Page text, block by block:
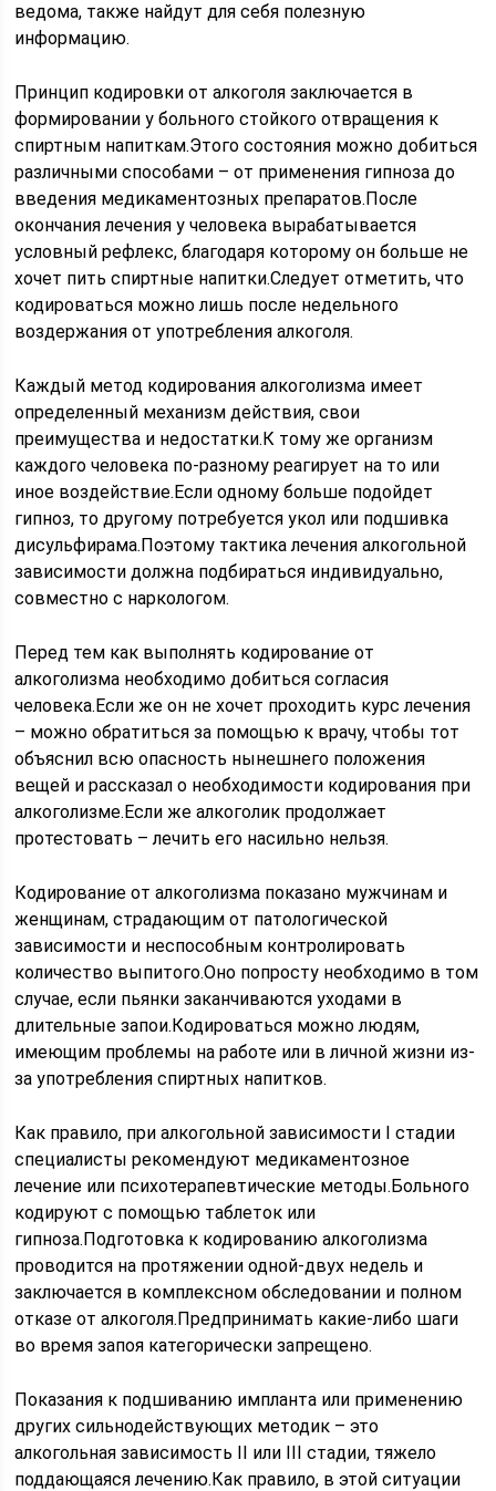
ведома, также найдут для себя полезную
информацию.
Принцип кодировки от алкоголя заключается в
формировании у больного стойкого отвращения к
спиртным напиткам.Этого состояния можно добиться
различными способами – от применения гипноза до
введения медикаментозных препаратов.После
окончания лечения у человека вырабатывается
условный рефлекс, благодаря которому он больше не
хочет пить спиртные напитки.Следует отметить, что
кодироваться можно лишь после недельного
воздержания от употребления алкоголя.
Каждый метод кодирования алкоголизма имеет
определенный механизм действия, свои
преимущества и недостатки.К тому же организм
каждого человека по-разному реагирует на то или
иное воздействие.Если одному больше подойдет
гипноз, то другому потребуется укол или подшивка
дисульфирама.Поэтому тактика лечения алкогольной
зависимости должна подбираться индивидуально,
совместно с наркологом.
Перед тем как выполнять кодирование от
алкоголизма необходимо добиться согласия
человека.Если же он не хочет проходить курс лечения
– можно обратиться за помощью к врачу, чтобы тот
объяснил всю опасность нынешнего положения
вещей и рассказал о необходимости кодирования при
алкоголизме.Если же алкоголик продолжает
протестовать – лечить его насильно нельзя.
Кодирование от алкоголизма показано мужчинам и
женщинам, страдающим от патологической
зависимости и неспособным контролировать
количество выпитого.Оно попросту необходимо в том
случае, если пьянки заканчиваются уходами в
длительные запои.Кодироваться можно людям,
имеющим проблемы на работе или в личной жизни из-
за употребления спиртных напитков.
Как правило, при алкогольной зависимости I стадии
специалисты рекомендуют медикаментозное
лечение или психотерапевтические методы.Больного
кодируют с помощью таблеток или
гипноза.Подготовка к кодированию алкоголизма
проводится на протяжении одной-двух недель и
заключается в комплексном обследовании и полном
отказе от алкоголя.Предпринимать какие-либо шаги
во время запоя категорически запрещено.
Показания к подшиванию импланта или применению
других сильнодействующих методик – это
алкогольная зависимость II или III стадии, тяжело
поддающаяся лечению.Как правило, в этой ситуации